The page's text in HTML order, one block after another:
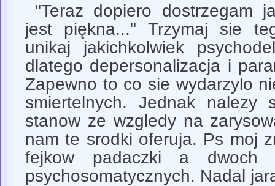
"Teraz dopiero dostrzegam
jest piękna..." Trzymaj sie
unikaj jakichkolwiek
dlatego depersonalizacja i
Zapewno to co sie wydarzylo
smiertelnych. Jednak nalezy
stanow ze wzgledy na
nam te srodki oferuja. Ps moj
fejkow padaczki a dwoch
psychosomatycznych. Nadal